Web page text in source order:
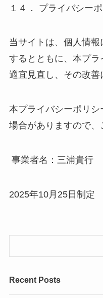
１４． プライバシー
当サイトは、個人情
するとともに、本プ
適宜見直し、その改善
本プライバシーポリ
場合がありますので、
事業者名：三浦貴行
2025年10月25日制定
Recent Posts